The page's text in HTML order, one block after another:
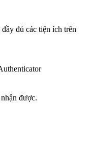
đủ các tiện ích trên
được.